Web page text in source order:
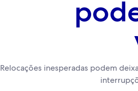
Relocações inesperadas podem